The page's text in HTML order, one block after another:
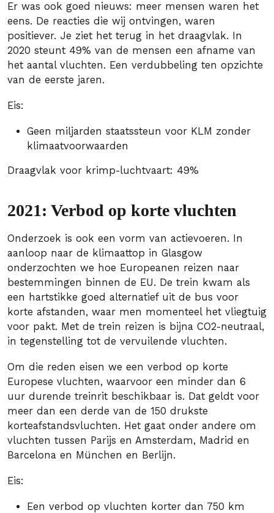
Er was ook goed nieuws: meer mensen waren het
eens. De reacties die wij ontvingen, waren
positiever. Je ziet het terug in het draagvlak. In
2020 steunt 49% van de mensen een afname van
het aantal vluchten. Een verdubbeling ten opzichte
van de eerste jaren.
Eis:
Geen miljarden staatssteun voor KLM zonder
klimaatvoorwaarden
Draagvlak voor krimp-luchtvaart: 49%
2021: Verbod op korte vluchten
Onderzoek is ook een vorm van actievoeren. In
aanloop naar de klimaattop in Glasgow
onderzochten we hoe Europeanen reizen naar
bestemmingen binnen de EU. De trein kwam als
een hartstikke goed alternatief uit de bus voor
korte afstanden, waar men momenteel het vliegtuig
voor pakt. Met de trein reizen is bijna CO2-neutraal,
in tegenstelling tot de vervuilende vluchten.
Om die reden eisen we een verbod op korte
Europese vluchten, waarvoor een minder dan 6
uur durende treinrit beschikbaar is. Dat geldt voor
meer dan een derde van de 150 drukste
korteafstandsvluchten. Het gaat onder andere om
vluchten tussen Parijs en Amsterdam, Madrid en
Barcelona en München en Berlijn.
Eis:
Een verbod op vluchten korter dan 750 km